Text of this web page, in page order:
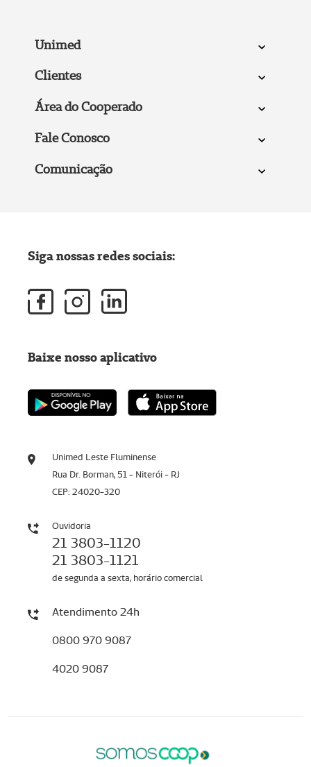
Unimed
Clientes
Área do Cooperado
Fale Conosco
Comunicação
Unimed Leste Fluminense
Rua Dr. Borman, 51 - Niterói - RJ
CEP: 24020-320
Ouvidoria
21 3803-1120
21 3803-1121
de segunda a sexta, horário comercial
Atendimento 24h
0800 970 9087
4020 9087
Siga nossas redes sociais:
Baixe nosso aplicativo